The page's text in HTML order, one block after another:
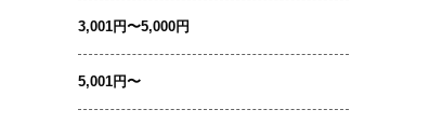
3,001円〜5,000円
5,001円〜